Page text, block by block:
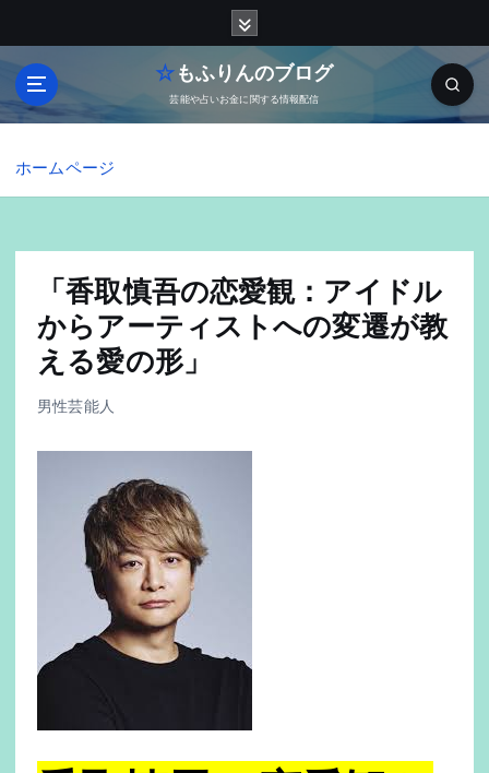
を
キ
☆もふりんのブログ
芸能や占いお金に関する情報配信
ホームページ
「香取慎吾の恋愛観：アイドル
からアーティストへの変遷が教
える愛の形」
男性芸能人